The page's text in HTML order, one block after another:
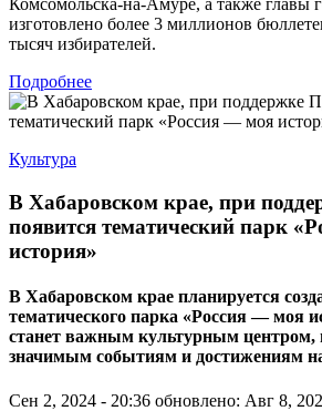
Комсомольска-на-Амуре, а также главы
изготовлено более 3 миллионов
тысяч избирателей.
Подробнее
Культура
В Хабаровском крае, при
появится тематический парк
история»
В Хабаровском крае планируется
тематического парка «Россия — моя
станет важным культурным
значимым событиям и достижениям
Сен 2, 2024 - 20:36 обновлено: Авг 8,